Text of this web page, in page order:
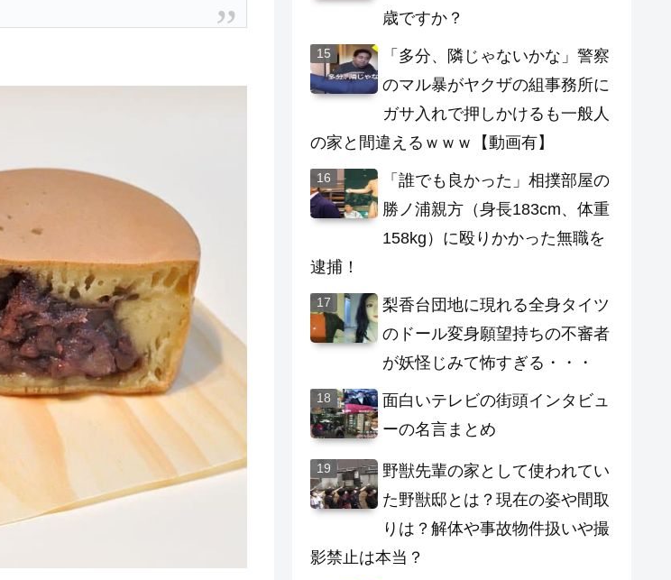
歳ですか？
「多分、隣じゃないかな」警察
のマル暴がヤクザの組事務所に
ガサ入れで押しかけるも一般人
の家と間違えるｗｗｗ【動画有】
「誰でも良かった」相撲部屋の
勝ノ浦親方（身長183cm、体重
158kg）に殴りかかった無職を
逮捕！
梨香台団地に現れる全身タイツ
のドール変身願望持ちの不審者
が妖怪じみて怖すぎる・・・
面白いテレビの街頭インタビュ
ーの名言まとめ
野獣先輩の家として使われてい
た野獣邸とは？現在の姿や間取
りは？解体や事故物件扱いや撮
影禁止は本当？